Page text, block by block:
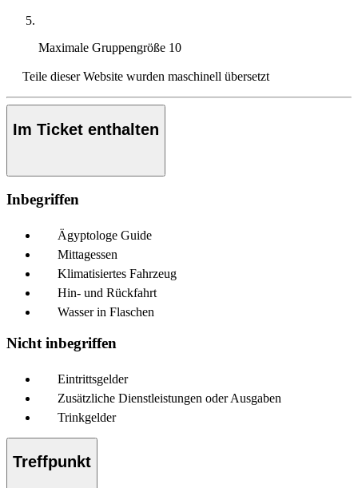
Maximale Gruppengröße 10
Teile dieser Website wurden maschinell übersetzt
Im Ticket enthalten
Inbegriffen
Ägyptologe Guide
Mittagessen
Klimatisiertes Fahrzeug
Hin- und Rückfahrt
Wasser in Flaschen
Nicht inbegriffen
Eintrittsgelder
Zusätzliche Dienstleistungen oder Ausgaben
Trinkgelder
Treffpunkt